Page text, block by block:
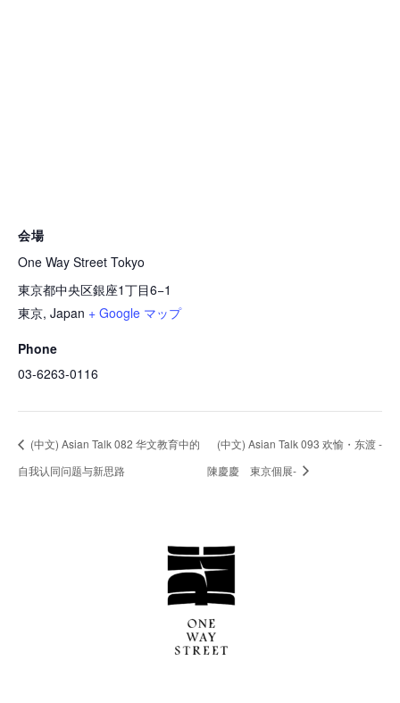
会場
One Way Street Tokyo
東京都中央区銀座1丁目6−1
東京, Japan + Google マップ
Phone
03-6263-0116
(中文) Asian Talk 082 华文教育中的
自我认同问题与新思路
(中文) Asian Talk 093 欢愉・东渡 -
陳慶慶 東京個展-